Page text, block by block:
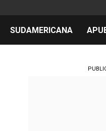
SUDAMERICANA